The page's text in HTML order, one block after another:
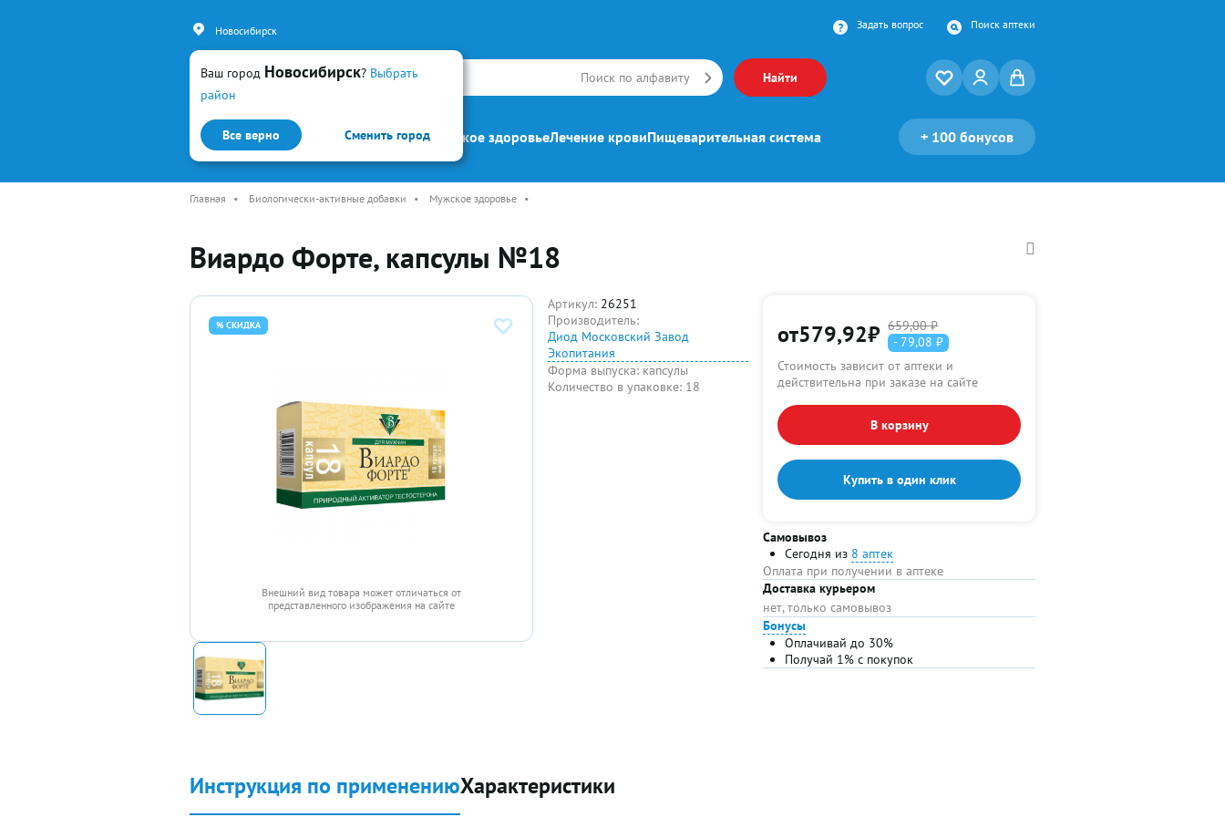
Ваш город Новосибирск? Выбрать
район
Все верно Сменить город
Новосибирск Задать вопрос Поиск аптеки
Искать Поиск по алфавиту Найти
Каталог Простуда и гриппЖенское здоровьеЛечение кровиПищеварительная система + 100 бонусов
Главная • Биологически-активные добавки • Мужское здоровье •
Виардо Форте, капсулы №18
% СКИДКА
Внешний вид товара может отличаться от
представленного изображения на сайте
Артикул: 26251
Производитель:
Диод Московский Завод
Экопитания
Форма выпуска: капсулы
Количество в упаковке: 18
от579,92₽ 659,00 ₽
- 79,08 ₽
Стоимость зависит от аптеки и
действительна при заказе на сайте
В корзину
Купить в один клик
Самовывоз
Сегодня из 8 аптек
Оплата при получении в аптеке
Доставка курьером
нет, только самовывоз
Бонусы
Оплачивай до 30%
Получай 1% с покупок
Инструкция по применениюХарактеристики